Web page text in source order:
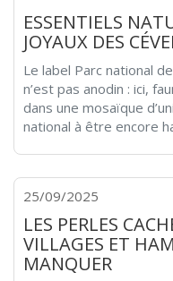
ESSENTIELS
JOYAUX DES
Le label Parc national
n’est pas anodin : ici,
dans une mosaïque
national à être encore
25/09/2025
LES PERLES
VILLAGES ET
MANQUER